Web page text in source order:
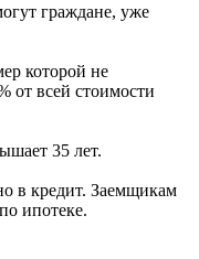
граждане, уже
которой не
от всей стоимости
35 лет.
в кредит. Заемщикам
ипотеке.